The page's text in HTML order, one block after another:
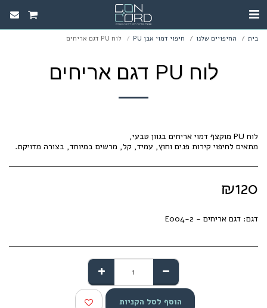
בית החיפויים שלנו חיפוי דמוי אבן PU לוח PU דגם אריחים
לוח PU דגם אריחים
מתאים לחיפוי קירות פנים וחוץ, עמיד, קל, מרשים במיוחד, בצורה מדויקת.
₪120
דגם: דגם אריחים - E004-2
הוסף לסל הקניות